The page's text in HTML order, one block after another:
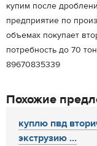
купим после
предприятие по
объемах покупает
потребность до 70
89670835339
Похожие
куплю пвд
экструзию ...